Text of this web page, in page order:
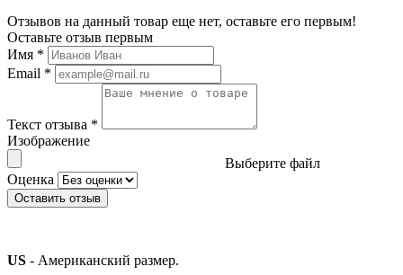
Отзывов на данный товар еще нет, оставьте его первым!
Оставьте отзыв первым
Имя *
Email *
Текст отзыва *
Изображение
Выберите файл
Оценка
Оставить отзыв
US - Американский размер.